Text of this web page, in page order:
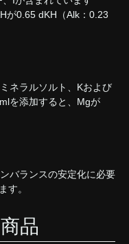
が0.65 dKH（Alk：0.23
ネラルソルト、Kおよび
を添加すると、Mgが
バランスの安定化に必要
す。
品